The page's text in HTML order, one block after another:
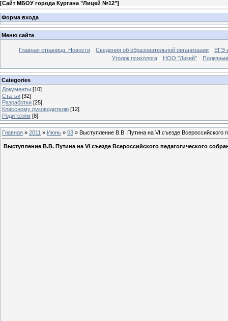
[Сайт МБОУ города Кургана "Лицей №12"]
Форма входа
Меню сайта
Главная страница. Новости Сведения об образовательной организации
ЕГЭ
Уголок психолога
НОО "Ликей"
Categories
Документы [10]
Статьи [32]
Разработки [25]
Классному руководителю [12]
Родителям [8]
Главная » 2011 » Июнь » 03 » Выступление В.В. Путина на VI съезде Всероссийского
Выступление В.В. Путина на VI съезде Всероссийского педагогического